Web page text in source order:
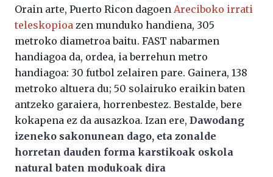
Orain arte, Puerto Ricon dagoen Areciboko irrati
teleskopioa zen munduko handiena, 305
metroko diametroa baitu. FAST nabarmen
handiagoa da, ordea, ia berrehun metro
handiagoa: 30 futbol zelairen pare. Gainera, 138
metroko altuera du; 50 solairuko eraikin baten
antzeko garaiera, horrenbestez. Bestalde, bere
kokapena ez da ausazkoa. Izan ere, Dawodang
izeneko sakonunean dago, eta zonalde
horretan dauden forma karstikoak oskola
natural baten modukoak dira